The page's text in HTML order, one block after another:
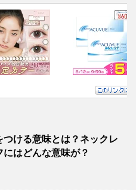
つける意味とは？ネックレ
にはどんな意味が？